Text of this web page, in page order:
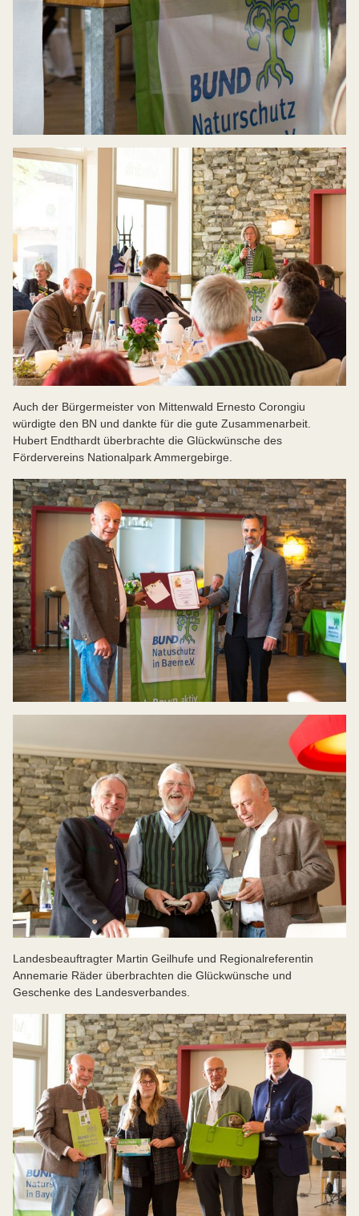
Auch der Bürgermeister von Mittenwald Ernesto Corongiu
würdigte den BN und dankte für die gute Zusammenarbeit.
Hubert Endthardt überbrachte die Glückwünsche des
Fördervereins Nationalpark Ammergebirge.
Landesbeauftragter Martin Geilhufe und Regionalreferentin
Annemarie Räder überbrachten die Glückwünsche und
Geschenke des Landesverbandes.